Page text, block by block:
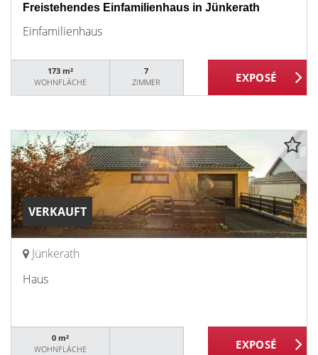
Freistehendes Einfamilienhaus in Jünkerath
Einfamilienhaus
173 m²
WOHNFLÄCHE
7
ZIMMER
VERKAUFT
Jünkerath
Haus
0 m²
WOHNFLÄCHE